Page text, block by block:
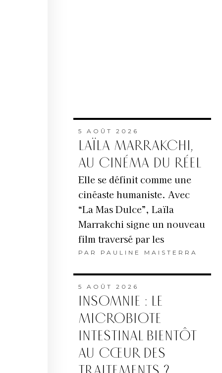
5 AOÛT 2026
LAÏLA MARRAKCHI,
AU CINÉMA DU RÉEL
Elle se définit comme une
cinéaste humaniste. Avec
“La Mas Dulce”, Laïla
Marrakchi signe un nouveau
film traversé par les
PAR PAULINE MAISTERRA
5 AOÛT 2026
INSOMNIE : LE
MICROBIOTE
INTESTINAL BIENTÔT
AU CŒUR DES